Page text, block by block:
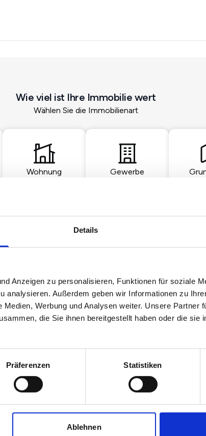
Details
Anzeigen zu personalisieren, Funktionen für soziale
analysieren. Außerdem geben wir Informationen zu
Werbung und Analysen weiter. Unsere Partner
die Sie ihnen bereitgestellt haben oder die sie
Präferenzen Statistiken
Ablehnen
Wie viel ist Ihre Immobilie wert
Wählen Sie die Immobilienart
Wohnung Gewerbe
Schlossfeld Immobilien Andreas
Wilms
Immobilienmakler
48308 Senden